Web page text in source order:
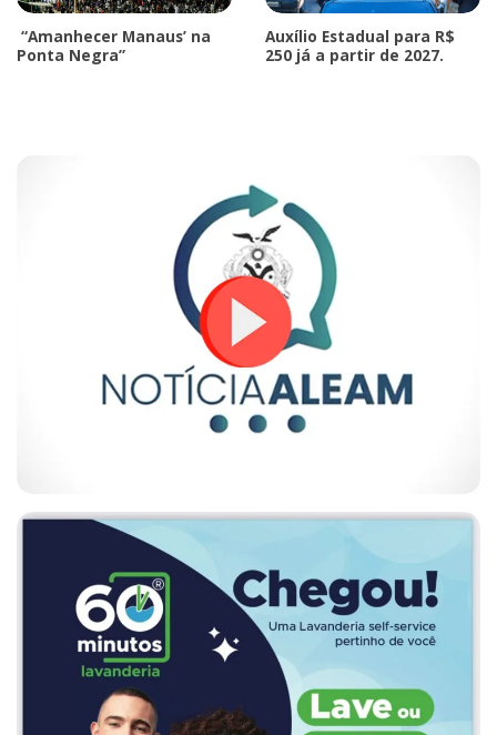
“Amanhecer Manaus’ na
Ponta Negra”
Auxílio Estadual para R$
250 já a partir de 2027.